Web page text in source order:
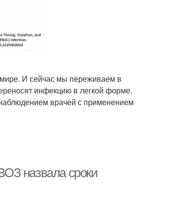
И сейчас мы переживаем в
инфекцию в легкой форме.
врачей с применением
назвала сроки